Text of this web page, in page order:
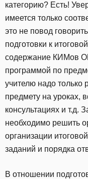
категорию? Есть!
имеется только
это не повод
подготовки к
содержание КИМов
программой по
учителю надо только
предмету на уроках,
консультациях и т.д.
необходимо решить
организации
заданий и порядка
В отношении